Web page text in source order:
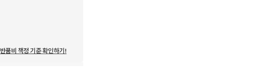
반품비 책정 기준 확인하기!